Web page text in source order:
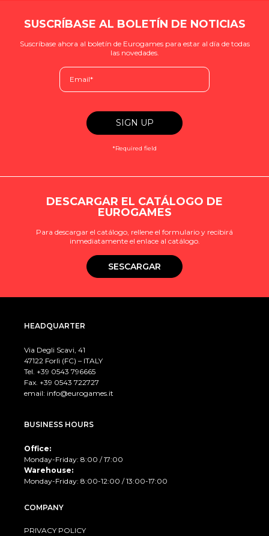
SUSCRÍBASE AL BOLETÍN DE NOTICIAS
Suscríbase ahora al boletín de Eurogames para estar al día de todas
las novedades.
*Required field
DESCARGAR EL CATÁLOGO DE
EUROGAMES
Para descargar el catálogo, rellene el formulario y recibirá
inmediatamente el enlace al catálogo.
SESCARGAR
HEADQUARTER
Via Degli Scavi, 41
47122 Forlì (FC) – ITALY
Tel. +39 0543 796665
Fax. +39 0543 722727
email: info@eurogames.it
BUSINESS HOURS
Office:
Monday-Friday: 8:00 / 17:00
Warehouse:
Monday-Friday: 8:00-12:00 / 13:00-17:00
COMPANY
PRIVACY POLICY